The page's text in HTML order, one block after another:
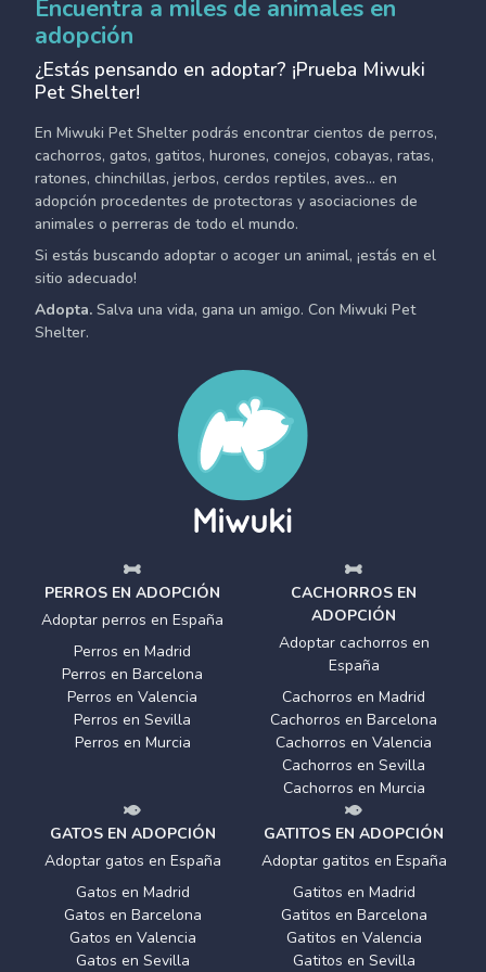
Encuentra a miles de animales en
adopción
¿Estás pensando en adoptar? ¡Prueba Miwuki
Pet Shelter!
En Miwuki Pet Shelter podrás encontrar cientos de perros,
cachorros, gatos, gatitos, hurones, conejos, cobayas, ratas,
ratones, chinchillas, jerbos, cerdos reptiles, aves... en
adopción procedentes de protectoras y asociaciones de
animales o perreras de todo el mundo.
Si estás buscando adoptar o acoger un animal, ¡estás en el
sitio adecuado!
Adopta. Salva una vida, gana un amigo. Con Miwuki Pet
Shelter.
PERROS EN ADOPCIÓN
Adoptar perros en España
Perros en Madrid
Perros en Barcelona
Perros en Valencia
Perros en Sevilla
Perros en Murcia
CACHORROS EN
ADOPCIÓN
Adoptar cachorros en
España
Cachorros en Madrid
Cachorros en Barcelona
Cachorros en Valencia
Cachorros en Sevilla
Cachorros en Murcia
GATOS EN ADOPCIÓN
Adoptar gatos en España
Gatos en Madrid
Gatos en Barcelona
Gatos en Valencia
Gatos en Sevilla
GATITOS EN ADOPCIÓN
Adoptar gatitos en España
Gatitos en Madrid
Gatitos en Barcelona
Gatitos en Valencia
Gatitos en Sevilla